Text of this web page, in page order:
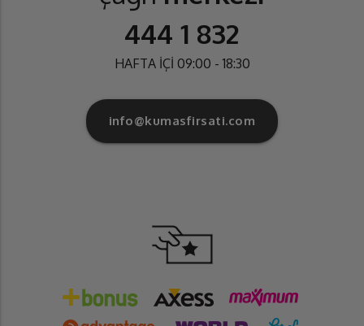
444 1 832
HAFTA İÇİ 09:00 - 18:30
info@kumasfirsati.com